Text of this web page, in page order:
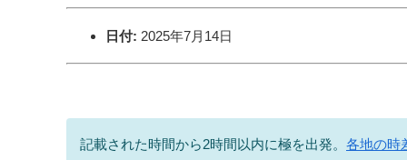
日付: 2025年7月14日
記載された時間から2時間以内に極を出発。 各地の時